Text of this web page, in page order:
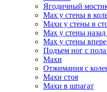
Ягодичный
Мах у стены в
Махи у стены в
Мах у стены
Мах у стены
Подъем ног с
Махи
Отжимания с
Махи стоя
Махи в шпагат